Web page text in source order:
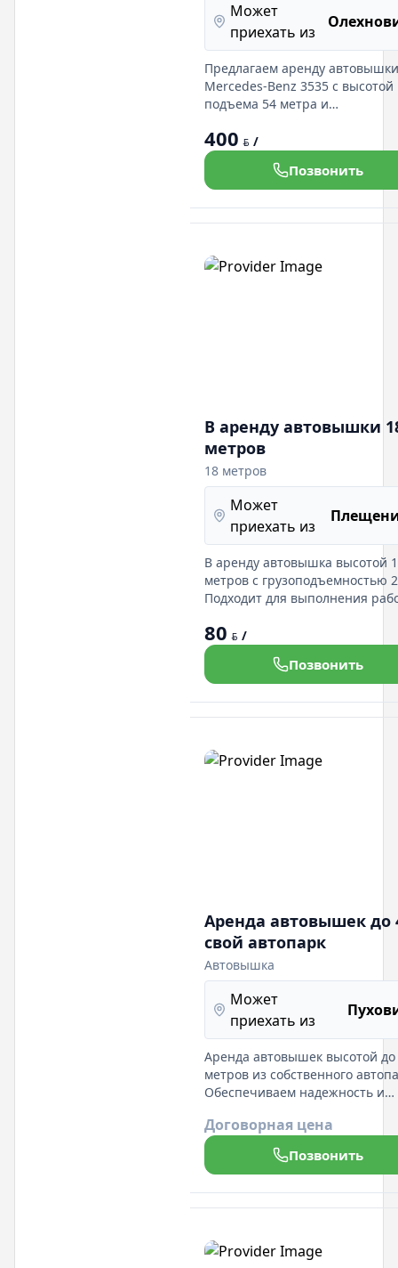
Может
приехать из
Предлагаем аренду автовышки
Mercedes-Benz 3535 с высотой
подъема 54 метра и
Минимальный заказ
часа, что делает услугу
клиентов. Автовышка
значительных высот,
надежное выполнение
строительных и монтажных
400 BYN /
Позвонить
В аренду автовышки
метров
18 метров
Может
приехать из
В аренду автовышка высотой
метров с грузоподъемностью
Подходит для выполнения
80 BYN /
Позвонить
Аренда автовышек до
свой автопарк
Автовышка
Может
приехать из
Аренда автовышек высотой до
метров из собственного
Обеспечиваем надежность и
услуг.
Договорная цена
Позвонить